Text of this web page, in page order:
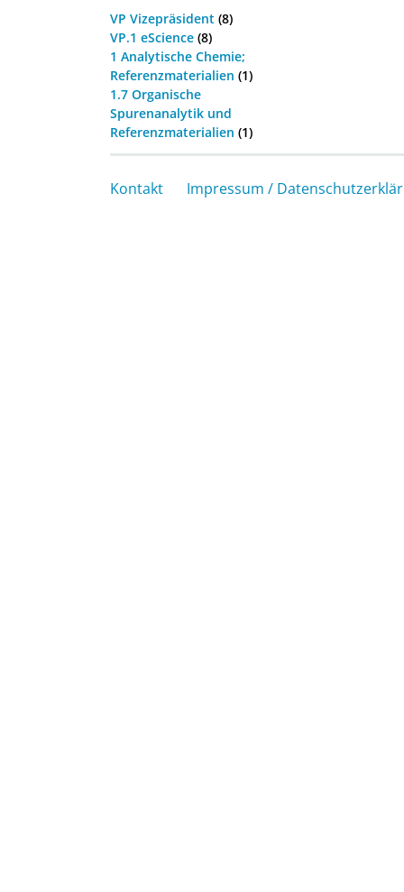
VP Vizepräsident (8)
VP.1 eScience (8)
1 Analytische Chemie;
Referenzmaterialien (1)
1.7 Organische
Spurenanalytik und
Referenzmaterialien (1)
Kontakt Impressum /